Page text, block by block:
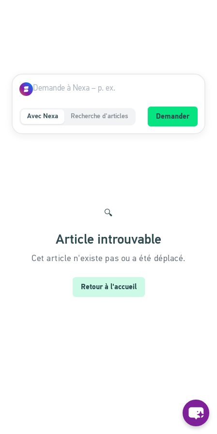
Avec Nexa Recherche d'articles Demander
🔍
Article introuvable
Cet article n'existe pas ou a été déplacé.
Retour à l'accueil